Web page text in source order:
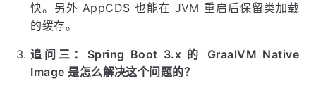
快。另外 AppCDS 也能在 JVM 重启后保留类加载
的缓存。
追问三：Spring Boot 3.x 的 GraalVM Native
Image 是怎么解决这个问题的？